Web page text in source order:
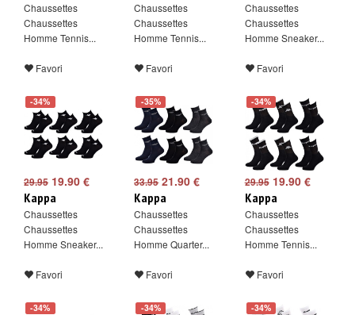
Chaussettes
Chaussettes
Homme Tennis...
Favori
Chaussettes
Chaussettes
Homme Tennis...
Favori
Chaussettes
Chaussettes
Homme Sneaker...
Favori
-34%
29.95 19.90 €
Kappa
Chaussettes
Chaussettes
Homme Sneaker...
Favori
-35%
33.9521.90 €
Kappa
Chaussettes
Chaussettes
Homme Quarter...
Favori
-34%
29.9519.90 €
Kappa
Chaussettes
Chaussettes
Homme Tennis...
Favori
-34% -34% -34%